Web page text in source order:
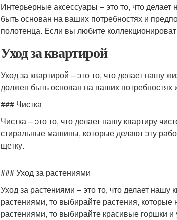
Интерьерные аксессуары – это то, что
быть основан на ваших потребностях и
полотенца. Если вы любите
Уход за квартирой
Уход за квартирой – это то, что делает нашу
должен быть основан на ваших потребностях
### Чистка
Чистка – это то, что делает нашу квартиру
стиральные машины, которые делают эту
щетку.
### Уход за растениями
Уход за растениями – это то, что делает
растениями, то выбирайте растения,
растениями, то выбирайте красивые горшки